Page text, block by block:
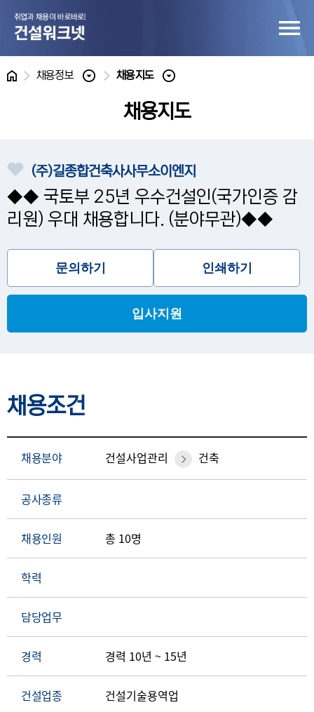
홈 채용정보 채용지도
채용지도
(주)길종합건축사사무소이엔지
◆◆ 국토부 25년 우수건설인(국가인증 감
리원) 우대 채용합니다. (분야무관)◆◆
입사지원
문의하기 인쇄하기
채용조건
채용분야 건설사업관리 건축
공사종류
채용인원 총 10명
학력
담당업무
경력 경력 10년 ~ 15년
건설업종 건설기술용역업